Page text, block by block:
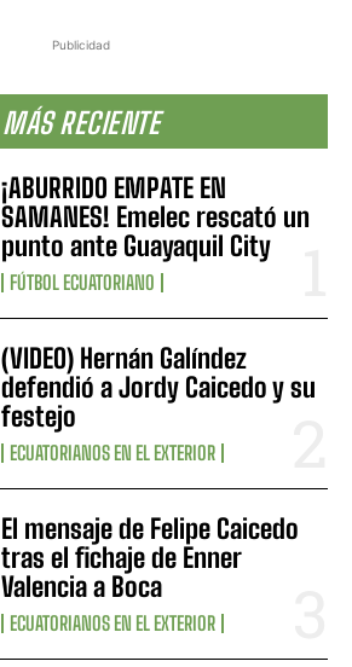
Publicidad
MÁS RECIENTE
¡ABURRIDO EMPATE EN
SAMANES! Emelec rescató un
punto ante Guayaquil City
FÚTBOL ECUATORIANO
(VIDEO) Hernán Galíndez
defendió a Jordy Caicedo y su
festejo
ECUATORIANOS EN EL EXTERIOR
El mensaje de Felipe Caicedo
tras el fichaje de Enner
Valencia a Boca
ECUATORIANOS EN EL EXTERIOR